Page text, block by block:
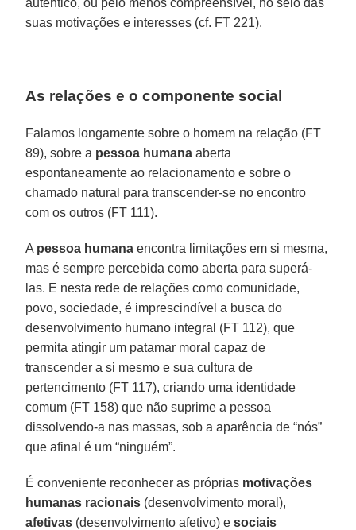
suas motivações e interesses (cf. FT 221).
As relações e o componente social
Falamos longamente sobre o homem na relação (FT
89), sobre a pessoa humana aberta
espontaneamente ao relacionamento e sobre o
chamado natural para transcender-se no encontro
com os outros (FT 111).
A pessoa humana encontra limitações em si mesma,
mas é sempre percebida como aberta para superá-
las. E nesta rede de relações como comunidade,
povo, sociedade, é imprescindível a busca do
desenvolvimento humano integral (FT 112), que
permita atingir um patamar moral capaz de
transcender a si mesmo e sua cultura de
pertencimento (FT 117), criando uma identidade
comum (FT 158) que não suprime a pessoa
dissolvendo-a nas massas, sob a aparência de “nós”
que afinal é um “ninguém”.
É conveniente reconhecer as próprias motivações
humanas racionais (desenvolvimento moral),
afetivas (desenvolvimento afetivo) esociais